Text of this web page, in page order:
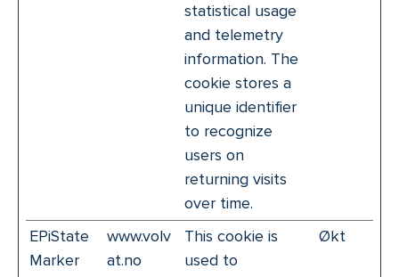
statistical usage
and telemetry
information. The
cookie stores a
unique identifier
to recognize
users on
returning visits
over time.
EPiState
Marker
www.volv
at.no
This cookie is
used to
Økt